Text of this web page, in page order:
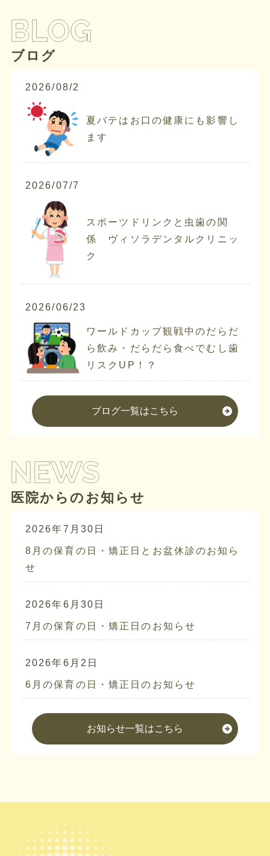
ブログ
2026/08/2
夏バテはお口の健康にも影響し
ます
2026/07/7
スポーツドリンクと虫歯の関
係 ヴィソラデンタルクリニッ
ク
2026/06/23
ワールドカップ観戦中のだらだ
ら飲み・だらだら食べでむし歯
リスクUP！？
ブログ一覧はこちら
医院からのお知らせ
2026年7月30日
8月の保育の日・矯正日とお盆休診のお知ら
せ
2026年6月30日
7月の保育の日・矯正日のお知らせ
2026年6月2日
6月の保育の日・矯正日のお知らせ
お知らせ一覧はこちら